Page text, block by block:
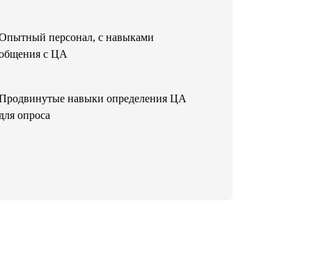
персонал, с навыками
с ЦА
навыки определения ЦА
опроса